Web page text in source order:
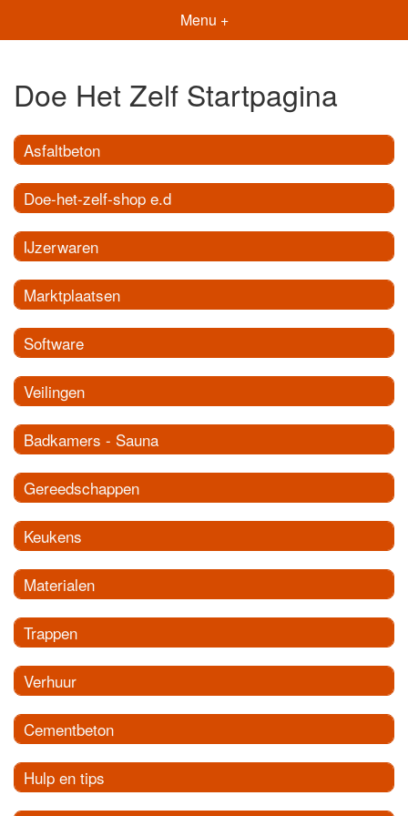
Menu +
Doe Het Zelf Startpagina
Asfaltbeton
Doe-het-zelf-shop e.d
IJzerwaren
Marktplaatsen
Software
Veilingen
Badkamers - Sauna
Gereedschappen
Keukens
Materialen
Trappen
Verhuur
Cementbeton
Hulp en tips